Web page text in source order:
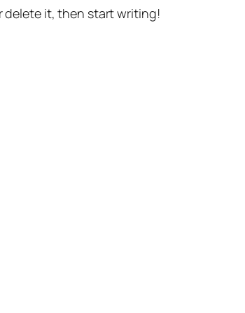
delete it, then start writing!